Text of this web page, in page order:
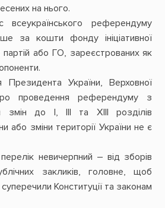
на нього.
всеукраїнського референдуму
за кошти фонду ініціативної
партій або ГО, зареєстрованих як
Президента України, Верховної
проведення референдуму з
змін до І, ІІІ та ХІІІ розділів
або зміни території України не є
перелік невичерпний – від зборів
закликів, головне, щоб
Конституції та законам